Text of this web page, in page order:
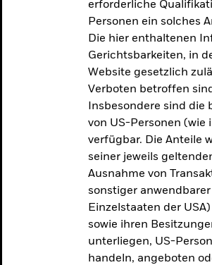
TRENDS & IDEEN
Entdecken Sie unsere
makroökonomischen
Einschätzungen und
Aktuelle Einschätzungen
erforderliche
Personen ein solches
Die hier enthaltenen
Gerichtsbarkeiten, in
Website gesetzlich
Verboten betroffen
Insbesondere sind
von US-Personen (wie
verfügbar. Die Anteile
seiner jeweils
Ausnahme von
sonstiger
Einzelstaaten der
sowie ihren
unterliegen, US-
handeln, angeboten